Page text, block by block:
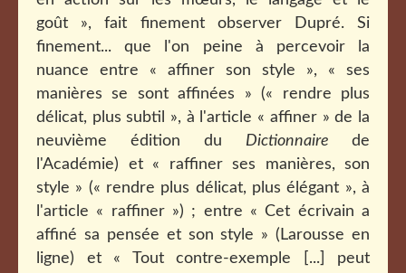
goût », fait finement observer Dupré. Si
finement... que l'on peine à percevoir la
nuance entre « affiner son style », « ses
manières se sont affinées » (« rendre plus
délicat, plus subtil », à l'article « affiner » de la
neuvième édition du Dictionnaire de
l'Académie) et « raffiner ses manières, son
style » (« rendre plus délicat, plus élégant », à
l'article « raffiner ») ; entre « Cet écrivain a
affiné sa pensée et son style » (Larousse en
ligne) et « Tout contre-exemple [...] peut